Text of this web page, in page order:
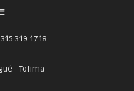
319 1718
- Tolima -